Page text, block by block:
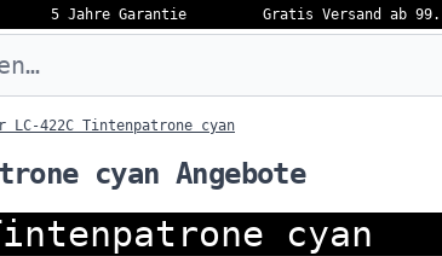
5 Jahre Garantie Gratis Versand ab
LC-422C Tintenpatrone cyan
cyan Angebote
cyan